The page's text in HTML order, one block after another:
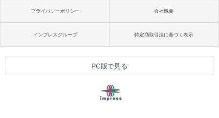
プライバシーポリシー 会社概要
インプレスグループ 特定商取引法に基づく表示
PC版で見る